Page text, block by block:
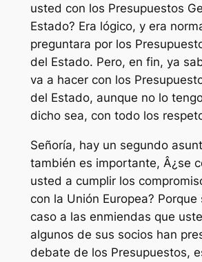
usted con los Presupuestos
Estado? Era lógico, y era
preguntara por los
del Estado. Pero, en fin, ya
va a hacer con los
del Estado, aunque no lo
dicho sea, con todo los
Señoría, hay un segundo
también es importante, Â¿se
usted a cumplir los
con la Unión Europea? Porque
caso a las enmiendas que
algunos de sus socios han
debate de los Presupuestos,